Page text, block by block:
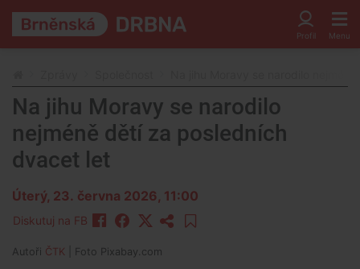
Na jihu Moravy se narodilo
nejméně dětí za posledních
dvacet let
Úterý, 23. června 2026, 11:00
Diskutuj na FB
Autoři ČTK | Foto Pixabay.com